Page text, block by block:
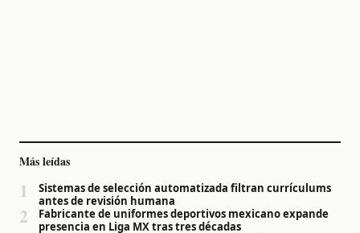
Más leídas
1
Sistemas de selección automatizada filtran currículums
antes de revisión humana
2
Fabricante de uniformes deportivos mexicano expande
presencia en Liga MX tras tres décadas